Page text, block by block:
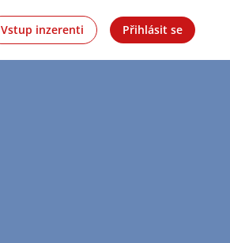
Vstup inzerenti Přihlásit se